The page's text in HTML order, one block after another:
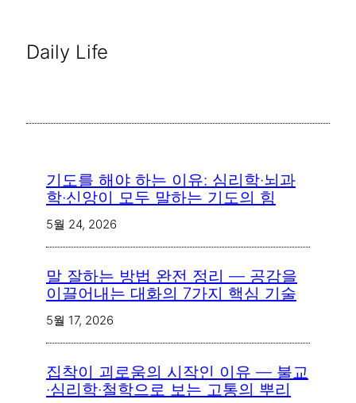
Daily Life
기도를 해야 하는 이유: 심리학·뇌과
학·신앙이 모두 말하는 기도의 힘
5월 24, 2026
말 잘하는 방법 완전 정리 — 공감을
이끌어내는 대화의 7가지 핵심 기술
5월 17, 2026
집착이 괴로움의 시작인 이유 — 불교
·심리학·철학으로 보는 고통의 뿌리